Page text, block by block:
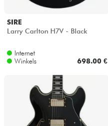
SIRE
Larry Carlton H7V - Black
Internet
Winkels
698.00 €